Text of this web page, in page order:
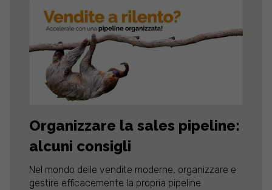
Organizzare la sales pipeline:
alcuni consigli
Nel mondo delle vendite moderne, organizzare e
gestire efficacemente la propria pipeline